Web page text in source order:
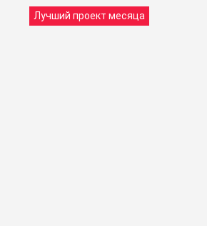
Лучший проект месяца